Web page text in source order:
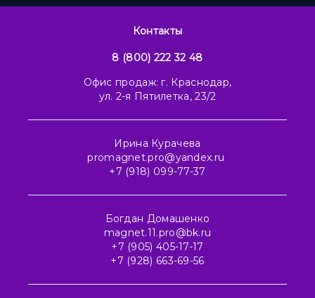
Контакты
8 (800) 222 32 48
Офис продаж: г. Краснодар,
ул. 2-я Пятилетка, 23/2
Ирина Курачева
promagnet.pro@yandex.ru
+7 (918) 099-77-37
Богдан Домашенко
magnet.11.pro@bk.ru
+7 (905) 405-17-17
+7 (928) 663-69-56